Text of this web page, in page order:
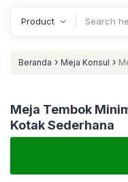
Beranda › Meja Konsul ›
Meja Tembok
Kotak Sederhana